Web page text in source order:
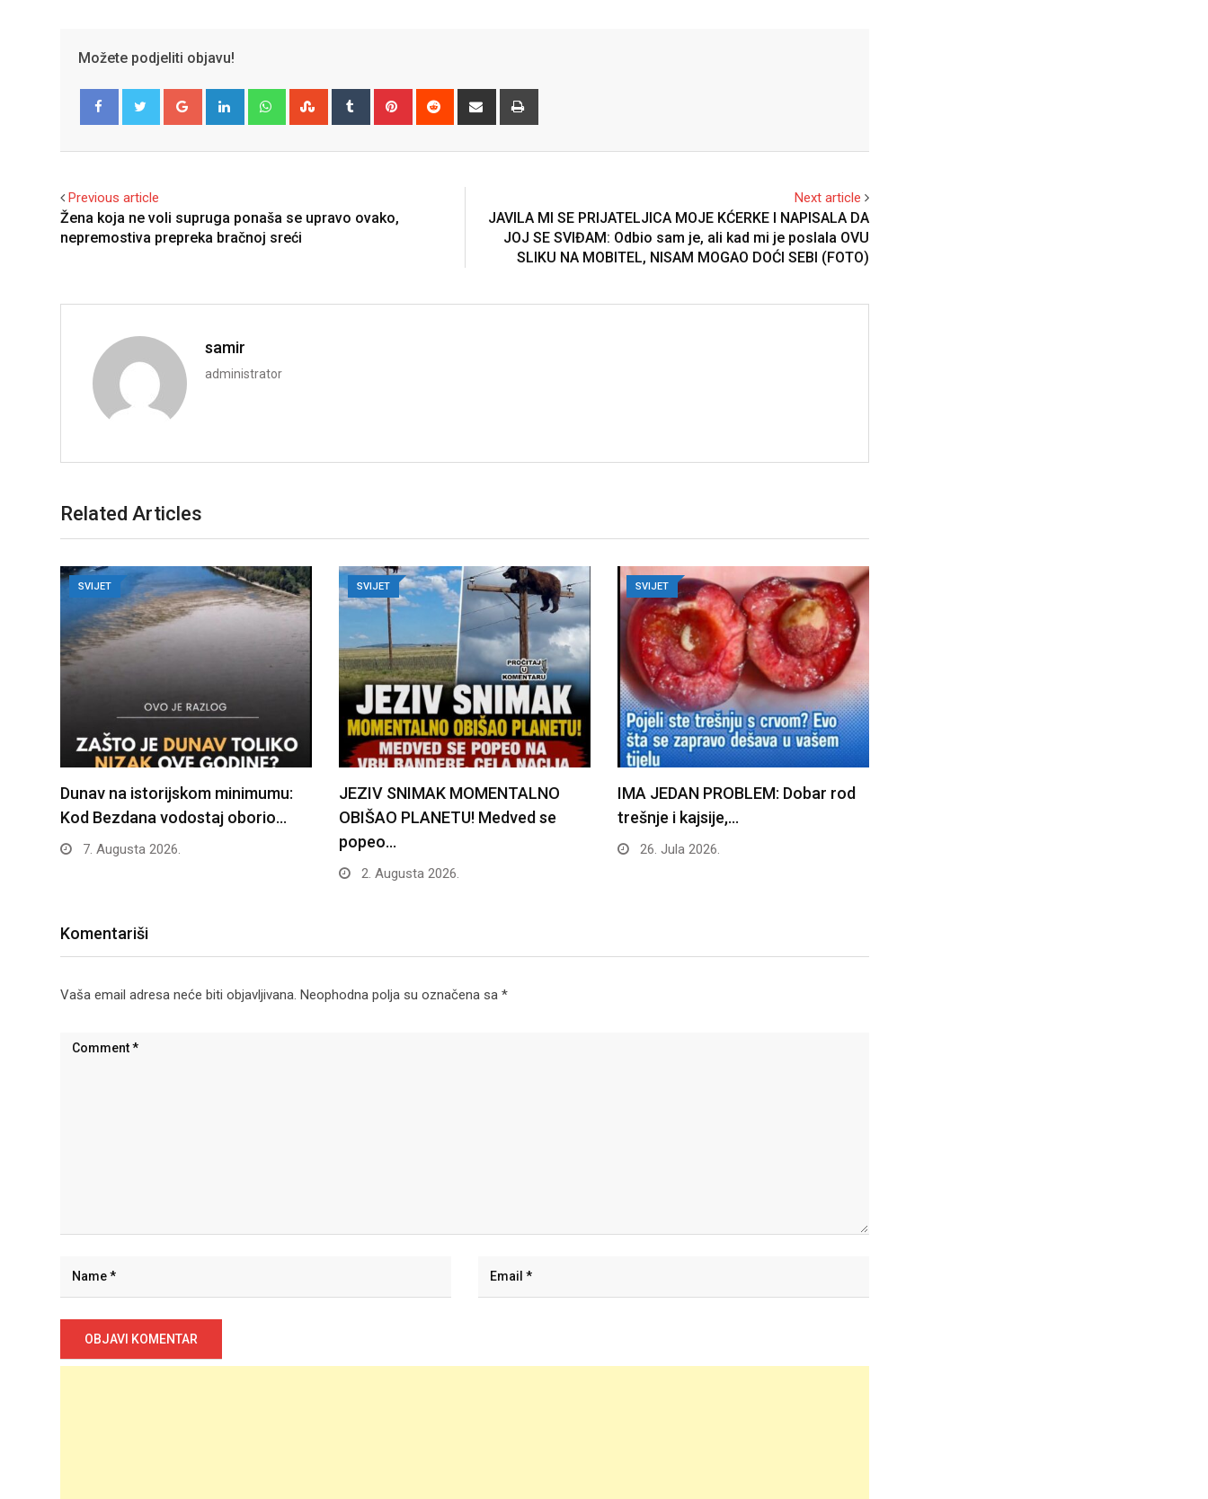
Možete podjeliti objavu!
Google+ LinkedIn WhatsappStumbleUpon
Tumblr Pinterest Reddit
Share
Previous article
Žena koja ne voli supruga ponaša se upravo ovako,
nepremostiva prepreka bračnoj sreći
Next article
JAVILA MI SE PRIJATELJICA MOJE KĆERKE I NAPISALA DA
JOJ SE SVIĐAM: Odbio sam je, ali kad mi je poslala OVU
SLIKU NA MOBITEL, NISAM MOGAO DOĆI SEBI (FOTO)
samir
administrator
Related Articles
SVIJET
Dunav na istorijskom minimumu:
Kod Bezdana vodostaj oborio…
7. Augusta 2026.
SVIJET
JEZIV SNIMAK MOMENTALNO
OBIŠAO PLANETU! Medved se
popeo…
2. Augusta 2026.
SVIJET
IMA JEDAN PROBLEM: Dobar rod
trešnje i kajsije,…
26. Jula 2026.
Komentariši
Vaša email adresa neće biti objavljivana. Neophodna polja su označena sa *